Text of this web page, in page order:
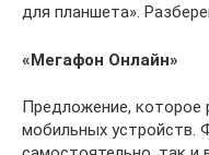
для планшета».
«Мегафон Онлайн»
Предложение, которое
мобильных устройств.